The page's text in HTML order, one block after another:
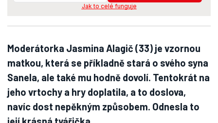
Jak to celé funguje
Moderátorka Jasmina Alagič (33) je vzornou
matkou, která se příkladně stará o svého syna
Sanela, ale také mu hodně dovolí. Tentokrát na
jeho vrtochy a hry doplatila, a to doslova,
navíc dost nepěkným způsobem. Odnesla to